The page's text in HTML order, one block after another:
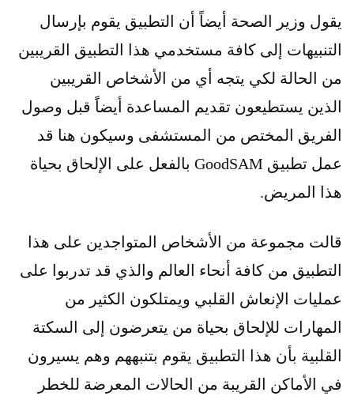
يقول وزير الصحة أيضاً أن التطبيق يقوم بإرسال
التنبيهات إلى كافة مستخدمي هذا التطبيق القريبين
من الحالة لكي يتجه أي من الأشخاص القريبين
الذين يستطيعون تقديم المساعدة أيضاًَ قبل وصول
الفريق المختص من المستشفى وسيكون هنا قد
عمل تطبيق GoodSAM بالفعل على الإلحاق بحياة
هذا المريض.
قالت مجموعة من الأشخاص المتواجدين على هذا
التطبيق من كافة أنحاء العالم والذي قد تدربوا على
عمليات الإنعاش القلبي ويمتلكون الكثير من
المهارات للإلحاق بحياة من يتعرضون إلى السكتة
القلبية بأن هذا التطبيق يقوم بتنبههم وهم يسيرون
في الأماكن القريبة من الحالات المعرضة للخطر